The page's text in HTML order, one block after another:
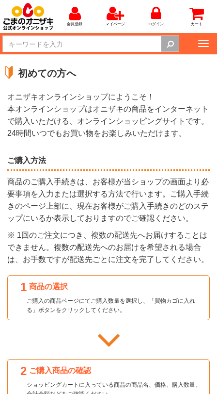
会員登録 マイページ ログイン カート
初めての方へ
オニザキオンラインショップにようこそ！
本オンラインショップはオニザキの商品をインターネット
で購入いただける、オンラインショッピングサイトです。
24時間いつでもお買い物をお楽しみいただけます。
ご購入方法
商品のご購入手続きは、お客様が当ショップの画面より必
要事項を入力または選択する方法で行います。ご購入手続
きのページ上部に、現在お客様がご購入手続きのどのステ
ップにいるか表示しておりますのでご確認ください。
※ 1回のご注文につき、複数の配送先へお届けすることは
できません。複数の配送先へのお届けを希望される場合
は、お手数ですが配送先ごとに注文を完了してください。
1 商品の選択
ご購入の商品ページにてご購入数量を選択し、「買物カゴに入れ
る」ボタンをクリックしてください。
2 ご購入商品の確認
ショッピングカートに入っている商品の商品名、価格、購入数量、